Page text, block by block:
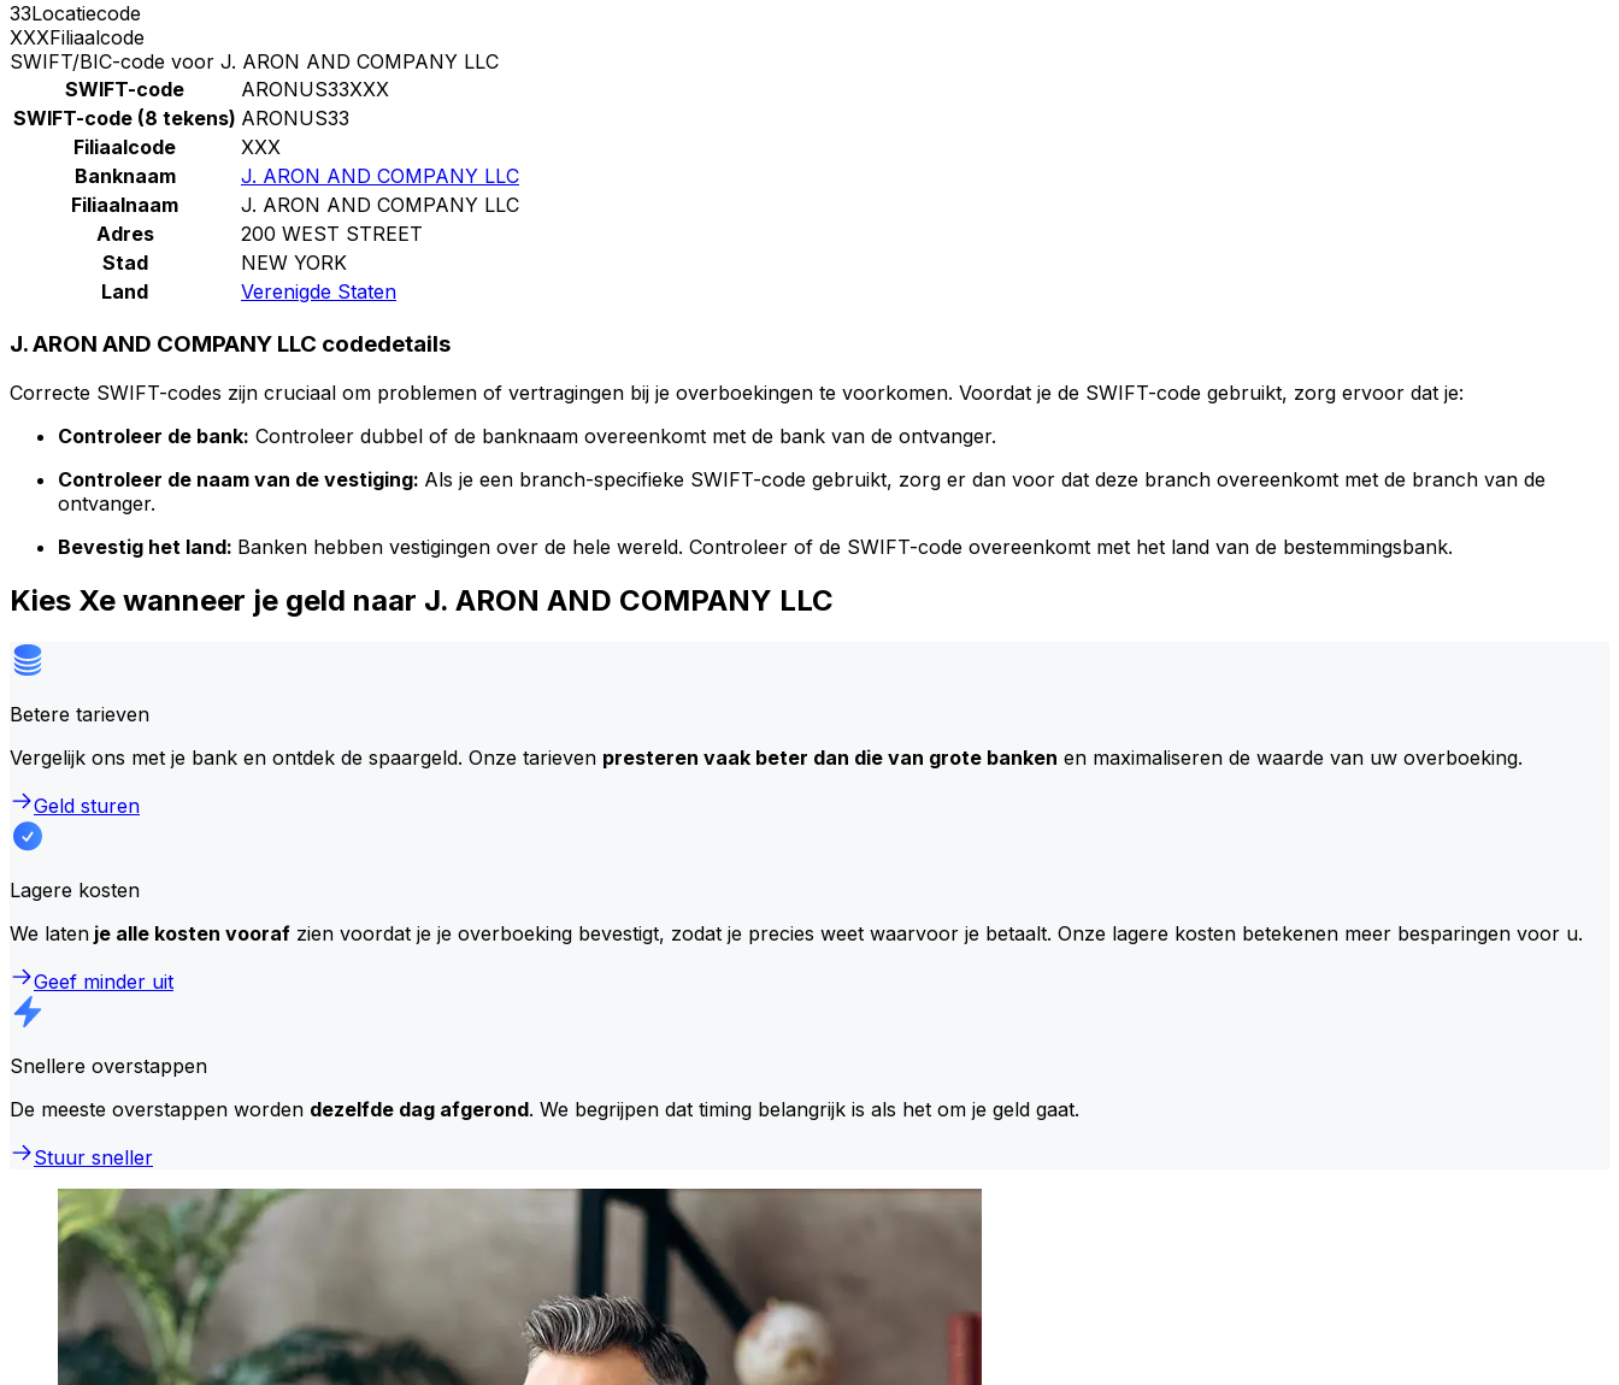
33Locatiecode
XXXFiliaalcode
SWIFT/BIC-code voor J. ARON AND COMPANY LLC
SWIFT-code
ARONUS33XXX
SWIFT-code (8 tekens) ARONUS33
Filiaalcode
XXX
Banknaam
J. ARON AND COMPANY LLC
Filiaalnaam
J. ARON AND COMPANY LLC
Adres
200 WEST STREET
Stad
NEW YORK
Land
Verenigde Staten
J. ARON AND COMPANY LLC codedetails
Correcte SWIFT-codes zijn cruciaal om problemen of vertragingen bij je overboekingen te voorkomen. Voordat je de SWIFT-code gebruikt, zorg ervoor dat je:
Controleer de bank: Controleer dubbel of de banknaam overeenkomt met de bank van de ontvanger.
Controleer de naam van de vestiging: Als je een branch-specifieke SWIFT-code gebruikt, zorg er dan voor dat deze branch overeenkomt met de branch van de
ontvanger.
Bevestig het land: Banken hebben vestigingen over de hele wereld. Controleer of de SWIFT-code overeenkomt met het land van de bestemmingsbank.
Kies Xe wanneer je geld naar J. ARON AND COMPANY LLC
Betere tarieven
Vergelijk ons met je bank en ontdek de spaargeld. Onze tarieven presteren vaak beter dan die van grote banken en maximaliseren de waarde van uw overboeking.
Geld sturen
Lagere kosten
We laten je alle kosten vooraf zien voordat je je overboeking bevestigt, zodat je precies weet waarvoor je betaalt. Onze lagere kosten betekenen meer besparingen voor u.
Geef minder uit
Snellere overstappen
De meeste overstappen worden dezelfde dag afgerond. We begrijpen dat timing belangrijk is als het om je geld gaat.
Stuur sneller